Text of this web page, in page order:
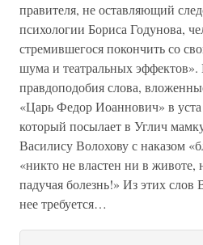
правителя, не оставляющий
психологии Бориса Годунова,
стремившегося покончить со
шума и театральных
правдоподобия слова,
«Царь Федор Иоаннович» в
который посылает в Углич
Василису Волохову с наказом
«никто не властен ни в животе,
падучая болезнь!» Из этих слов
нее требуется…